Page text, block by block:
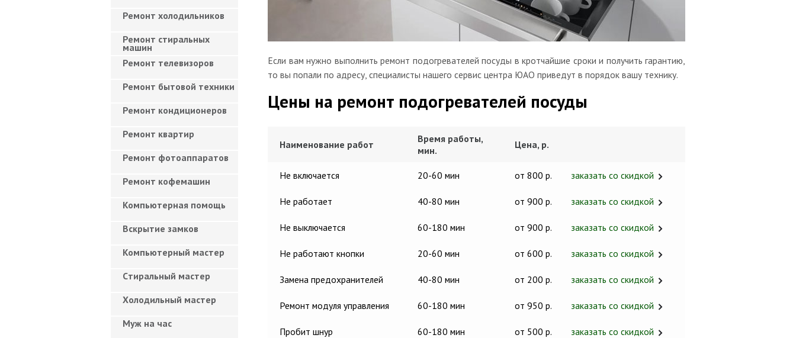
Если вам нужно выполнить ремонт подогревателей посуды в кротчайшие сроки и получить гарантию,
то вы попали по адресу, специалисты нашего сервис центра ЮАО приведут в порядок вашу технику.
Цены на ремонт подогревателей посуды
Наименование работ
Время работы,
мин.
Цена, р.
Не включается 20-60 мин от 800 р. заказать со скидкой
Не работает 40-80 мин от 900 р. заказать со скидкой
Не выключается 60-180 мин от 900 р. заказать со скидкой
Не работают кнопки 20-60 мин от 600 р. заказать со скидкой
Замена предохранителей 40-80 мин от 200 р. заказать со скидкой
Ремонт модуля управления 60-180 мин от 950 р. заказать со скидкой
Пробит шнур 60-180 мин от 500 р. заказать со скидкой
Ремонт холодильников
Ремонт стиральных
машин
Ремонт телевизоров
Ремонт бытовой техники
Ремонт кондиционеров
Ремонт квартир
Ремонт фотоаппаратов
Ремонт кофемашин
Компьютерная помощь
Вскрытие замков
Компьютерный мастер
Cтиральный мастер
Холодильный мастер
Муж на час